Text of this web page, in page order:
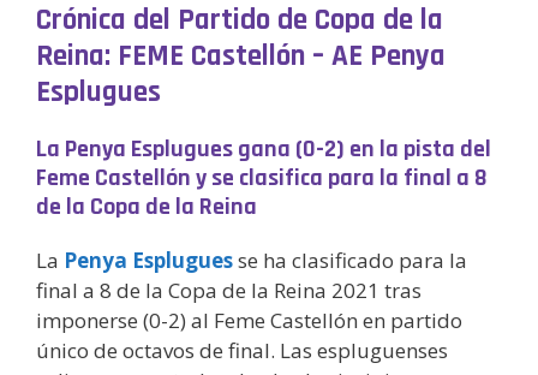
Crónica del Partido de Copa de la
Reina: FEME Castellón – AE Penya
Esplugues
La Penya Esplugues gana (0-2) en la pista del
Feme Castellón y se clasifica para la final a 8
de la Copa de la Reina
La Penya Espluguesse ha clasificado para la
final a 8 de la Copa de la Reina 2021 tras
imponerse (0-2) al Feme Castellón en partido
único de octavos de final. Las espluguenses